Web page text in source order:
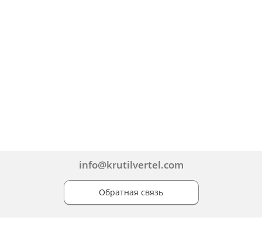
info@krutilvertel.com
Обратная связь